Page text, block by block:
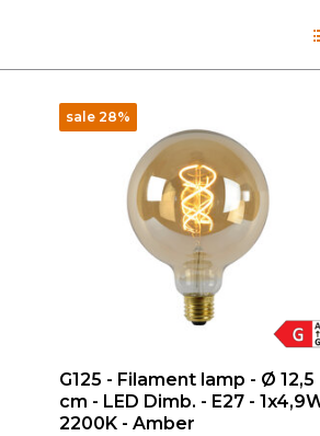
sale 28%
G125 - Filament lamp - Ø 12,5
cm - LED Dimb. - E27 -
2200K - Amber